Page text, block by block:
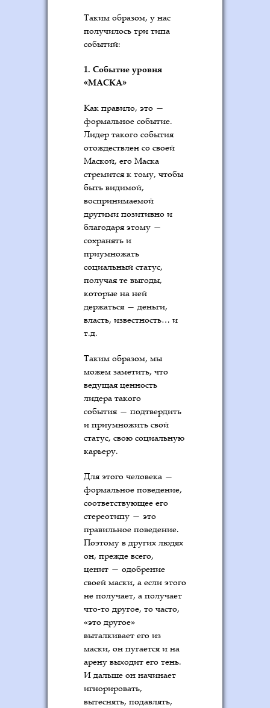
Таким образом, у нас
получилось три типа
событий:
1. Событие уровня
«МАСКА»
Как правило, это —
формальное событие.
Лидер такого события
отождествлен со своей
Маской, его Маска
стремится к тому, чтобы
быть видимой,
воспринимаемой
другими позитивно и
благодаря этому —
сохранять и
приумножать
социальный статус,
получая те выгоды,
которые на ней
держаться — деньги,
власть, известность… и
т.д.
Таким образом, мы
можем заметить, что
ведущая ценность
лидера такого
события — подтвердить
и приумножить свой
статус, свою социальную
карьеру.
Для этого человека —
формальное поведение,
соответствующее его
стереотипу — это
правильное поведение.
Поэтому в других людях
он, прежде всего,
ценит — одобрение
своей маски, а если этого
не получает, а получает
что-то другое, то часто,
«это другое»
выталкивает его из
маски, он пугается и на
арену выходит его тень.
И дальше он начинает
игнорировать,
вытеснять, подавлять,